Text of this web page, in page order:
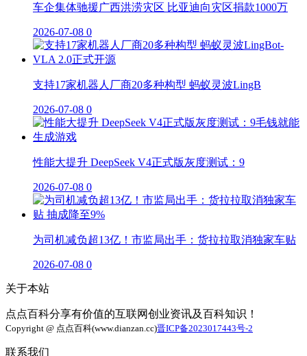
车企集体驰援广西洪涝灾区 比亚迪向灾区捐款1000万
2026-07-08 0
支持17家机器人厂商20多种构型 蚂蚁灵波LingB
2026-07-08 0
性能大提升 DeepSeek V4正式版灰度测试：9
2026-07-08 0
为司机减负超13亿！市监局出手：货拉拉取消独家车贴
2026-07-08 0
关于本站
点点百科分享有价值的互联网创业资讯及百科知识！
Copyright @ 点点百科(www.dianzan.cc)晋ICP备2023017443号-2
联系我们